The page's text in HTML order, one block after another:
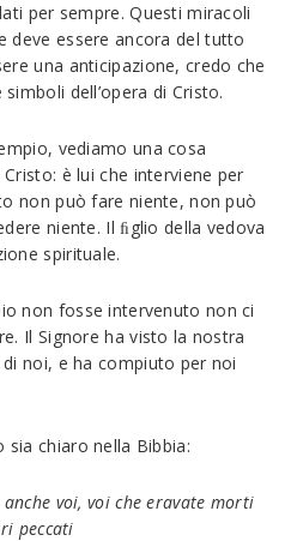
per sempre. Questi miracoli
deve essere ancora del tutto
una anticipazione, credo che
dell’opera di Cristo.
vediamo una cosa
è lui che interviene per
non può fare niente, non può
niente. Il ﬁglio della vedova
spirituale.
non fosse intervenuto non ci
Il Signore ha visto la nostra
noi, e ha compiuto per noi
chiaro nella Bibbia:
voi, voi che eravate morti
peccati